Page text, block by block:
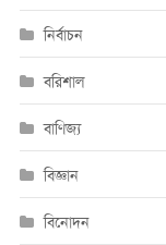
নির্বাচন
বরিশাল
বাণিজ্য
বিজ্ঞান
বিনোদন